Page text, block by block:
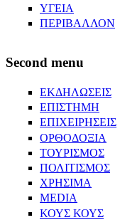
ΥΓΕΙΑ
ΠΕΡΙΒΑΛΛΟΝ
Second menu
ΕΚΔΗΛΩΣΕΙΣ
ΕΠΙΣΤΗΜΗ
ΕΠΙΧΕΙΡΗΣΕΙΣ
ΟΡΘΟΔΟΞΙΑ
ΤΟΥΡΙΣΜΟΣ
ΠΟΛΙΤΙΣΜΟΣ
ΧΡΗΣΙΜΑ
MEDIA
ΚΟΥΣ ΚΟΥΣ